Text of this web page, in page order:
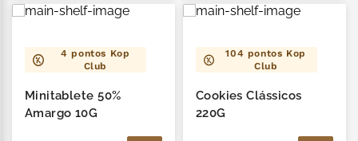
4 pontos Kop
Club
Minitablete 50%
Amargo 10G
104 pontos Kop
Club
Cookies Clássicos
220G